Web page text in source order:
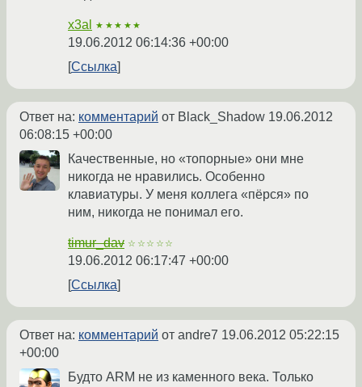
x3al ★★★★★
19.06.2012 06:14:36 +00:00
Ссылка
Ответ на: комментарий от Black_Shadow 19.06.2012
06:08:15 +00:00
Качественные, но «топорные» они мне
никогда не нравились. Особенно
клавиатуры. У меня коллега «пёрся» по
ним, никогда не понимал его.
timur_dav ☆☆☆☆☆
19.06.2012 06:17:47 +00:00
Ссылка
Ответ на: комментарий от andre7 19.06.2012 05:22:15
+00:00
Будто ARM не из каменного века. Только